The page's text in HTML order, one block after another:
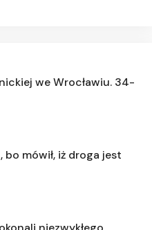
we Wrocławiu. 34-
bo mówił, iż droga jest